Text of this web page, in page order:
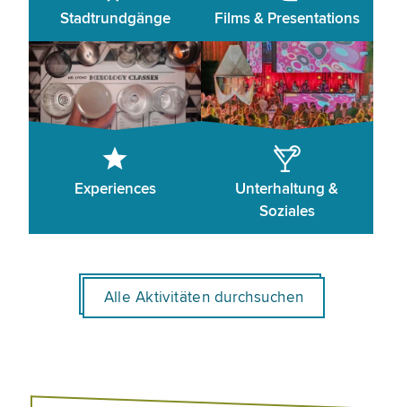
Stadtrundgänge Films & Presentations
Experiences
Unterhaltung &
Soziales
Alle Aktivitäten durchsuchen